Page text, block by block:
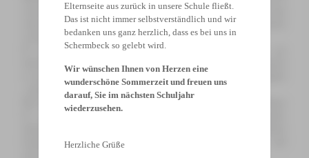
sowie die Mitglieder der Schulleitung. Jede Klasse erarbeitete in den
ersten vier Unterrichtsstunden eigene kreative Beiträge, um Vorurteile
zu hinterfragen und neue Perspektiven zu öffnen.
Es entstanden beeindruckende Arbeiten, die gezeigt haben, wie
facettenreich das Thema sein kann – und wie wichtig es ist, es bereits
in jungen Jahren zu thematisieren, um die Mauern in den Köpfen
„einzureißen“.
Das Theaterstück „Der Busfahrer“, das von Schüler*innen der Klasse
Formen von Ausgrenzung und Rassismus und wie Mut und
Elternseite aus zurück in unsere Schule fließt.
Das ist nicht immer selbstverständlich und wir
bedanken uns ganz herzlich, dass es bei uns in
Schermbeck so gelebt wird.
Wir wünschen Ihnen von Herzen eine
wunderschöne Sommerzeit und freuen uns
darauf, Sie im nächsten Schuljahr
wiederzusehen.
Herzliche Grüße